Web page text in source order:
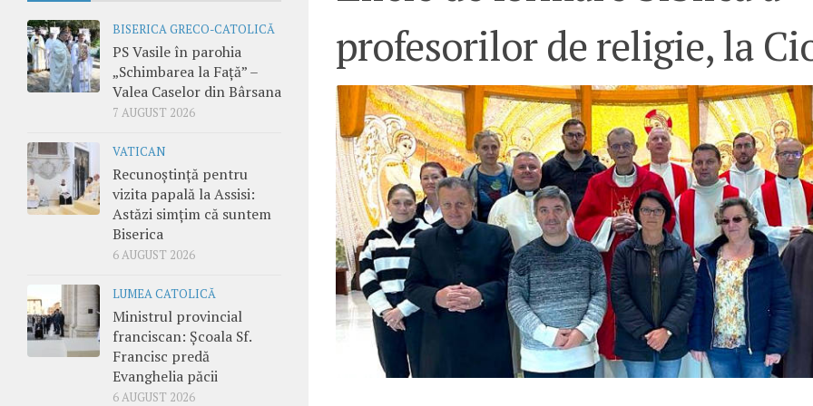
profesorilor de religie, la
BISERICA GRECO-CATOLICĂ
PS Vasile în parohia
„Schimbarea la Față” –
Valea Caselor din Bârsana
7 AUGUST 2026
VATICAN
Recunoștință pentru
vizita papală la Assisi:
Astăzi simțim că suntem
Biserica
6 AUGUST 2026
LUMEA CATOLICĂ
Ministrul provincial
franciscan: Școala Sf.
Francisc predă
Evanghelia păcii
6 AUGUST 2026